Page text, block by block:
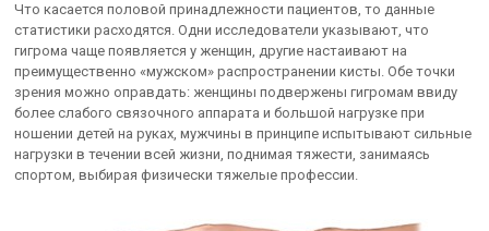
Что касается половой принадлежности пациентов, то данные
статистики расходятся. Одни исследователи указывают, что
гигрома чаще появляется у женщин, другие настаивают на
преимущественно «мужском» распространении кисты. Обе точки
зрения можно оправдать: женщины подвержены гигромам ввиду
более слабого связочного аппарата и большой нагрузке при
ношении детей на руках, мужчины в принципе испытывают сильные
нагрузки в течении всей жизни, поднимая тяжести, занимаясь
спортом, выбирая физически тяжелые профессии.